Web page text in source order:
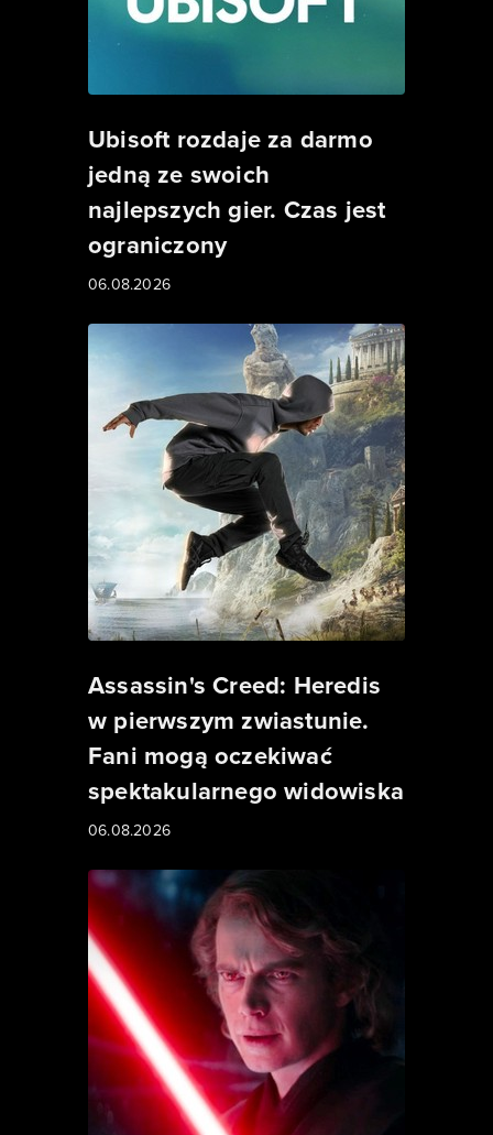
Ubisoft rozdaje za darmo
jedną ze swoich
najlepszych gier. Czas jest
ograniczony
06.08.2026
Assassin's Creed: Heredis
w pierwszym zwiastunie.
Fani mogą oczekiwać
spektakularnego widowiska
06.08.2026